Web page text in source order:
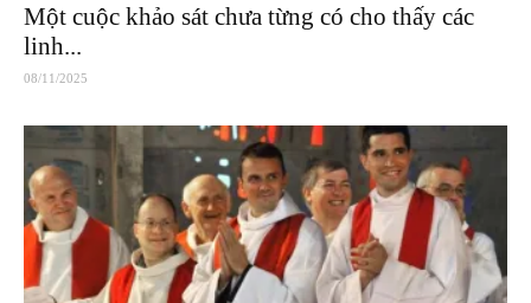
Một cuộc khảo sát chưa từng có cho thấy các
linh...
08/11/2025